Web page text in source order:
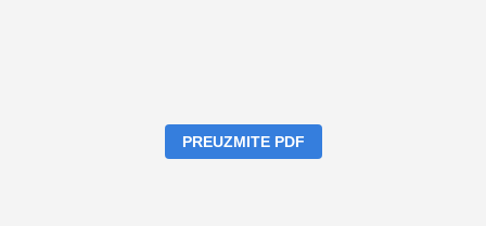
PREUZMITE PDF